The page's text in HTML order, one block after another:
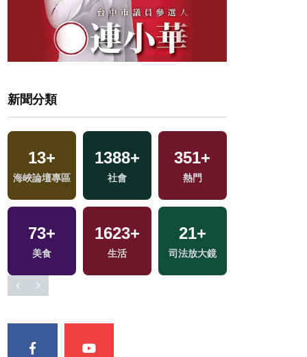
新聞分類
505+
財經及消費
15+
2024總統大選
577+
健康及醫療
407+
旅遊
17+
評論
1+
兩岸藝苑天地